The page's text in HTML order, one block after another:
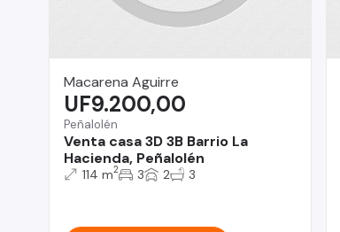
Macarena Aguirre
Peñalolén
Venta casa 3D 3B Barrio La
Hacienda, Peñalolén
UF9.200,00
114 m2 3 2 3